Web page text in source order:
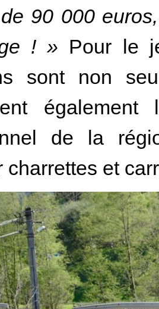
90 000
! » Pour le
sont non
de la
charrettes et